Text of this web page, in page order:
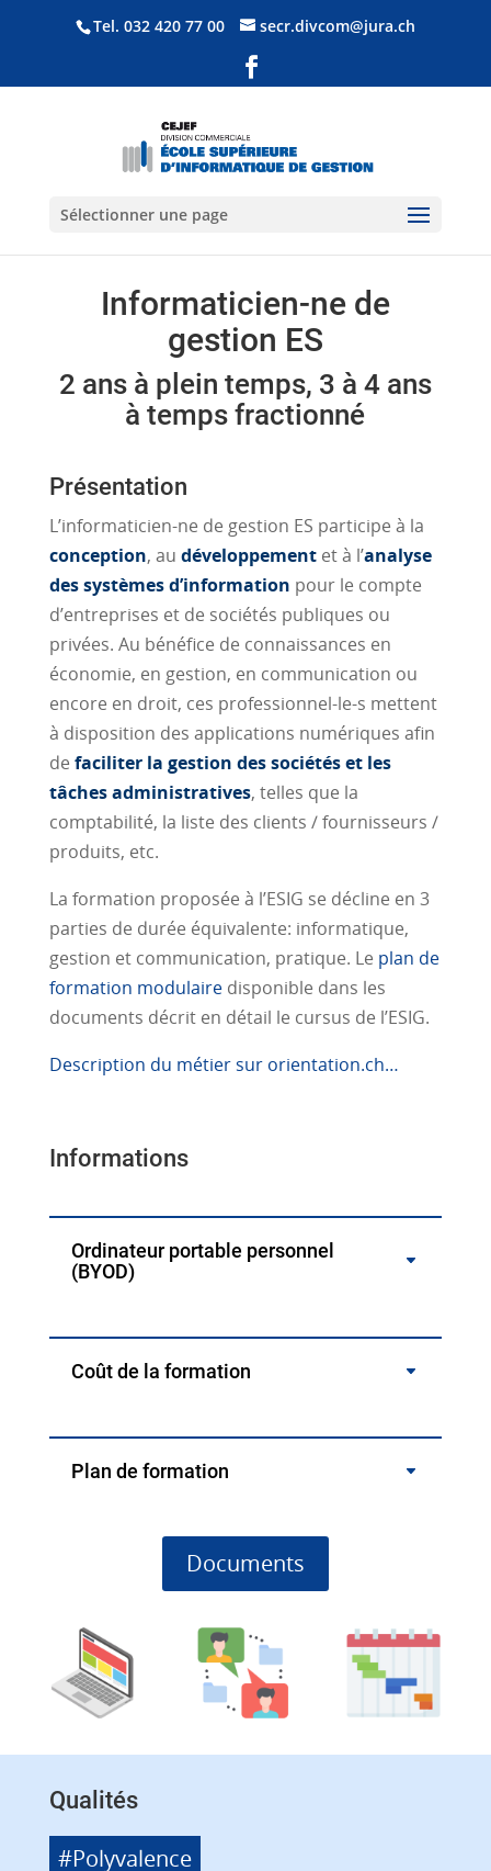
Tel. 032 420 77 00 secr.divcom@jura.ch
Sélectionner une page
Informaticien-ne de
gestion ES
2 ans à plein temps, 3 à 4 ans
à temps fractionné
Présentation
L’informaticien-ne de gestion ES participe à la
conception, au développementet à l’analyse
des systèmes d’information pour le compte
d’entreprises et de sociétés publiques ou
privées. Au bénéfice de connaissances en
économie, en gestion, en communication ou
encore en droit, ces professionnel-le-s mettent
à disposition des applications numériques afin
de faciliter la gestion des sociétés et les
tâches administratives, telles que la
comptabilité, la liste des clients / fournisseurs /
produits, etc.
La formation proposée à l’ESIG se décline en 3
parties de durée équivalente: informatique,
gestion et communication, pratique. Le plan de
formation modulairedisponible dans les
documents décrit en détail le cursus de l’ESIG.
Description du métier sur orientation.ch…
Informations
Ordinateur portable personnel
(BYOD)
Coût de la formation
Plan de formation
Documents
Qualités
#Polyvalence